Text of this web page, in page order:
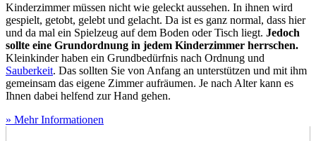
Kinderzimmer müssen nicht wie geleckt aussehen. In ihnen wird
gespielt, getobt, gelebt und gelacht. Da ist es ganz normal, dass hier
und da mal ein Spielzeug auf dem Boden oder Tisch liegt. Jedoch
sollte eine Grundordnung in jedem Kinderzimmer herrschen.
Kleinkinder haben ein Grundbedürfnis nach Ordnung und
Sauberkeit. Das sollten Sie von Anfang an unterstützen und mit ihm
gemeinsam das eigene Zimmer aufräumen. Je nach Alter kann es
Ihnen dabei helfend zur Hand gehen.
» Mehr Informationen